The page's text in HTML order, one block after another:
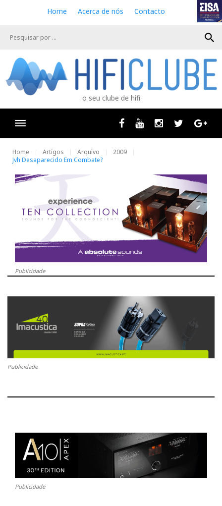
e
Home Acerca de nós Contacto
search
o seu clube de hifi
Facebook
Youtube InstagramTwitter
Home Artigos Arquivo
2009
Jvh Desaparecido Em Combate?
Publicidade
Publicidade
Publicidade